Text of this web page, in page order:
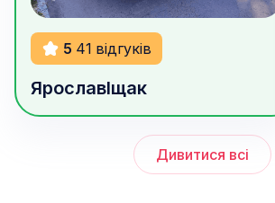
900грн/год
5 41 відгуків
ЯрославІщак
Дивитися всі